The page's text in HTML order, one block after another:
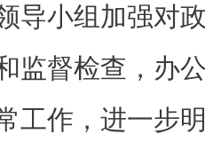
小组加强对政
监督检查，办
工作，进一步